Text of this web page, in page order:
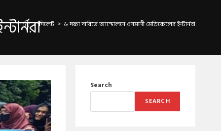
> সিলেট > ৬ দফা দাবিতে আন্দোলনে ওসমানী মেডিকেলের ইন্টার্নরা
Search
SEARCH